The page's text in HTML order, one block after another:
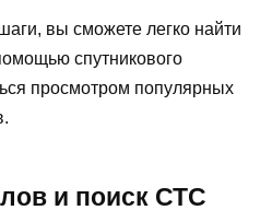
вы сможете легко найти
спутникового
просмотром популярных
и поиск СТС